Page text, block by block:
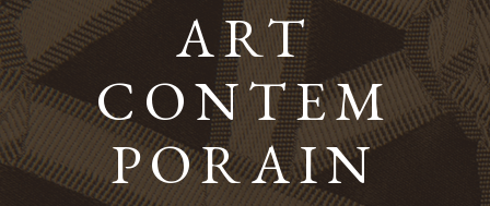
ART
CONTEM
PORAIN